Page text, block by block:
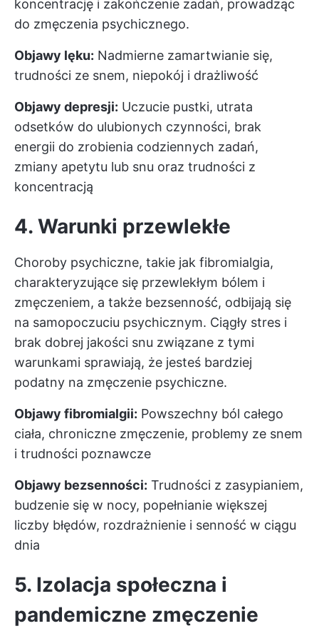
koncentrację i zakończenie zadań, prowadząc
do zmęczenia psychicznego.
Objawy lęku: Nadmierne zamartwianie się,
trudności ze snem, niepokój i drażliwość
Objawy depresji: Uczucie pustki, utrata
odsetków do ulubionych czynności, brak
energii do zrobienia codziennych zadań,
zmiany apetytu lub snu oraz trudności z
koncentracją
4. Warunki przewlekłe
Choroby psychiczne, takie jak fibromialgia,
charakteryzujące się przewlekłym bólem i
zmęczeniem, a także bezsenność, odbijają się
na samopoczuciu psychicznym. Ciągły stres i
brak dobrej jakości snu związane z tymi
warunkami sprawiają, że jesteś bardziej
podatny na zmęczenie psychiczne.
Objawy fibromialgii: Powszechny ból całego
ciała, chroniczne zmęczenie, problemy ze snem
i trudności poznawcze
Objawy bezsenności: Trudności z zasypianiem,
budzenie się w nocy, popełnianie większej
liczby błędów, rozdrażnienie i senność w ciągu
dnia
5. Izolacja społeczna i
pandemiczne zmęczenie